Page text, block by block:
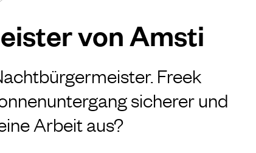
von Amsti
Freek
sicherer und
Arbeit aus?